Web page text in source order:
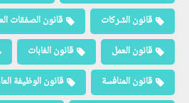
قانون الشركات
قانون الصفقات
قانون العمل
قانون الغابات
قانون المنافسة
قانون الوظيفة